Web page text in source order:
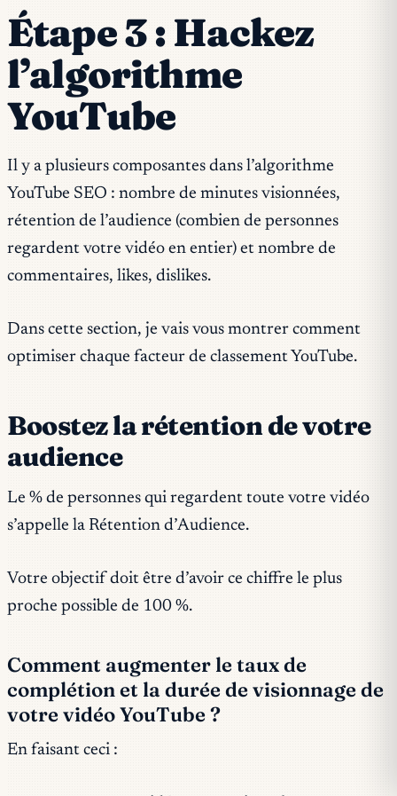
Étape 3 : Hackez
l’algorithme
YouTube
Il y a plusieurs composantes dans l’algorithme
YouTube SEO : nombre de minutes visionnées,
rétention de l’audience (combien de personnes
regardent votre vidéo en entier) et nombre de
commentaires, likes, dislikes.
Dans cette section, je vais vous montrer comment
optimiser chaque facteur de classement YouTube.
Boostez la rétention de votre
audience
Le % de personnes qui regardent toute votre vidéo
s’appelle la Rétention d’Audience.
Votre objectif doit être d’avoir ce chiffre le plus
proche possible de 100 %.
Comment augmenter le taux de
complétion et la durée de visionnage de
votre vidéo YouTube ?
En faisant ceci :